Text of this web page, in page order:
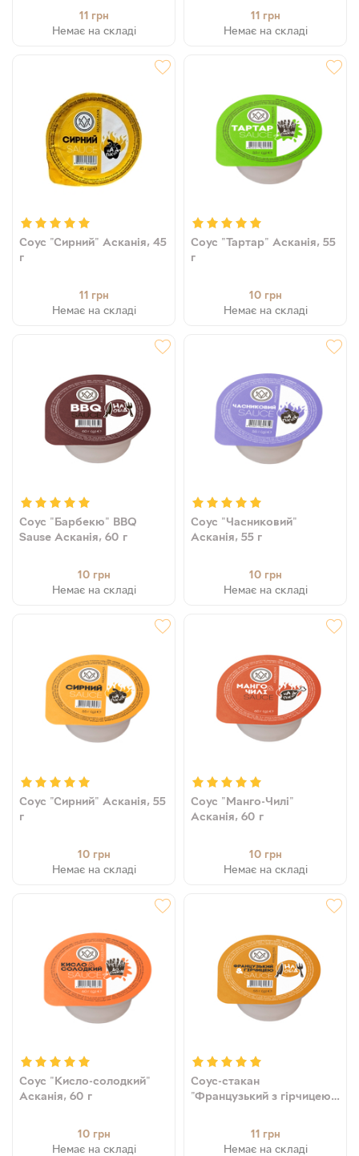
11 грн
Немає на складі
11 грн
Немає на складі
Соус "Сирний" Асканія, 45
г
11 грн
Немає на складі
Соус "Тартар" Асканія, 55
г
10 грн
Немає на складі
Соус "Барбекю" BBQ
Sause Асканія, 60 г
10 грн
Немає на складі
Соус "Часниковий"
Асканія, 55 г
10 грн
Немає на складі
Соус "Сирний" Асканія, 55
г
10 грн
Немає на складі
Соус "Манго-Чилі"
Асканія, 60 г
10 грн
Немає на складі
Соус "Кисло-солодкий"
Асканія, 60 г
10 грн
Немає на складі
Соус-стакан
"Французький з гірчицею"
11 грн
Немає на складі